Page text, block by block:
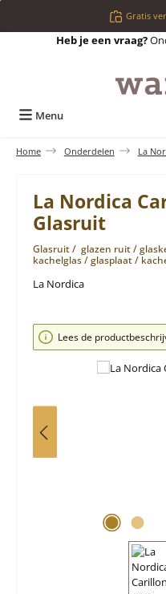
Ga naar de hoofdinhoudGratis
Heb je een vraag?
Menu
Home Onderdelen La
La Nordica
Glasruit
Glasruit / glazen ruit /
kachelglas / glasplaat /
La Nordica
Afbeeldingengalerij
Lees de